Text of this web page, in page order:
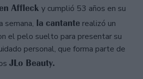
Affleck y cumplió 53 años en su
semana, la cantante realizó un
el pelo suelto para presentar su
personal, que forma parte de
JLo Beauty.